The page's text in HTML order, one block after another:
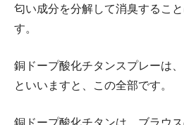
匂い成分を分解して消臭すること
す。
銅ドープ酸化チタンスプレーは
といいますと、この全部です。
銅ドープ酸化チタンは、ブラウ